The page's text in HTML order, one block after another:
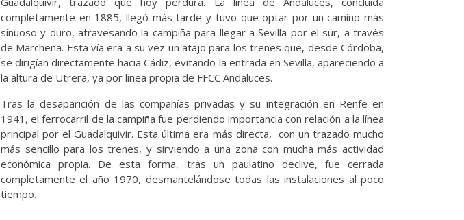
completamente en 1885, llegó más tarde y tuvo que optar por un camino más
sinuoso y duro, atravesando la campiña para llegar a Sevilla por el sur, a través
de Marchena. Esta vía era a su vez un atajo para los trenes que, desde Córdoba,
se dirigían directamente hacia Cádiz, evitando la entrada en Sevilla, apareciendo a
la altura de Utrera, ya por línea propia de FFCC Andaluces.
Tras la desaparición de las compañías privadas y su integración en Renfe en
1941, el ferrocarril de la campiña fue perdiendo importancia con relación a la línea
principal por el Guadalquivir. Esta última era más directa, con un trazado mucho
más sencillo para los trenes, y sirviendo a una zona con mucha más actividad
económica propia. De esta forma, tras un paulatino declive, fue cerrada
completamente el año 1970, desmantelándose todas las instalaciones al poco
tiempo.